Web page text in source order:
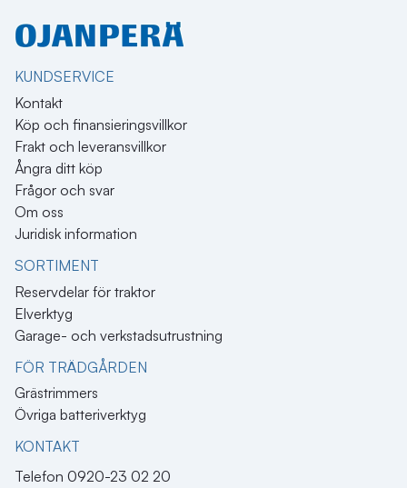
KUNDSERVICE
Kontakt
Köp och finansieringsvillkor
Frakt och leveransvillkor
Ångra ditt köp
Frågor och svar
Om oss
Juridisk information
SORTIMENT
Reservdelar för traktor
Elverktyg
Garage- och verkstadsutrustning
FÖR TRÄDGÅRDEN
Grästrimmers
Övriga batteriverktyg
KONTAKT​
Telefon 0920-23 02 20